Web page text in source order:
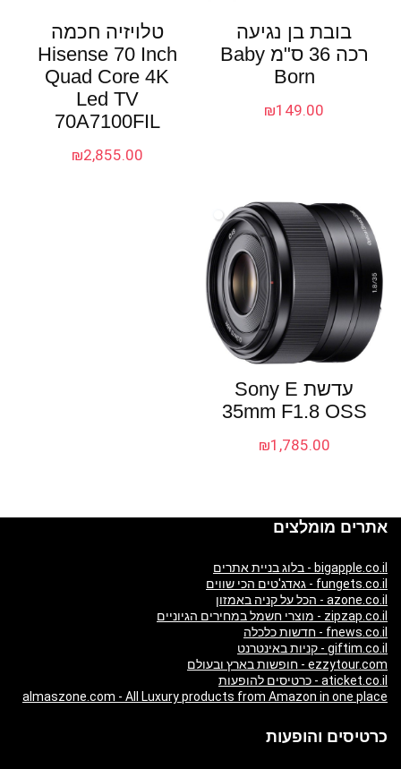
בובת בן נגיעה
רכה 36 ס"מ Baby
Born
₪149.00
טלויזיה חכמה
Hisense 70 Inch
Quad Core 4K
Led TV
70A7100FIL
₪2,855.00
עדשת Sony E
35mm F1.8 OSS
₪1,785.00
אתרים מומלצים
bigapple.co.il - בלוג בניית אתרים
fungets.co.il - גאדג'טים הכי שווים
azone.co.il - הכל על קניה באמזון
zipzap.co.il - מוצרי חשמל במחירים הגיוניים
fnews.co.il - חדשות כלכלה
giftim.co.il - קניות באינטרנט
ezzytour.com - חופשות בארץ ובעולם
aticket.co.il - כרטיסים להופעות
almaszone.com - All Luxury products from Amazon in one place
כרטיסים והופעות